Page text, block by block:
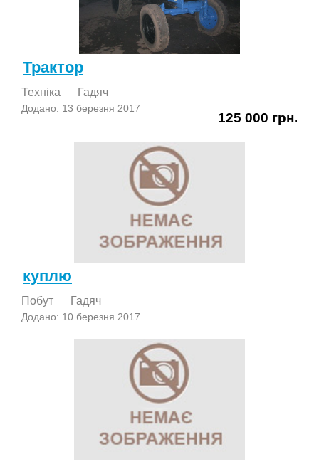
Трактор
Техніка Гадяч
Додано: 13 березня 2017
125 000 грн.
куплю
Побут Гадяч
Додано: 10 березня 2017